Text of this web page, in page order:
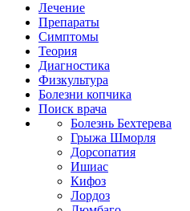
Лечение
Препараты
Симптомы
Теория
Диагностика
Физкультура
Болезни копчика
Поиск врача
Болезнь Бехтерева
Грыжа Шморля
Дорсопатия
Ишиас
Кифоз
Лордоз